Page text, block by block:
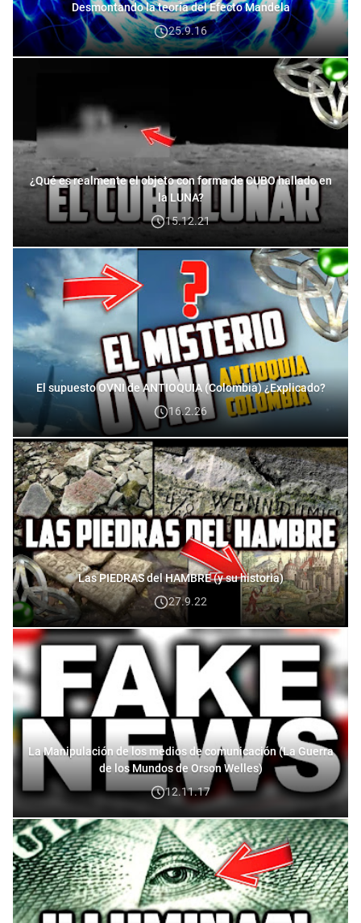
Desmontando la teoría del Efecto Mandela
25.9.16
¿Qué es realmente el objeto con forma de CUBO hallado en
la LUNA?
15.12.21
El supuesto OVNI de ANTIOQUIA (Colombia) ¿Explicado?
16.2.26
Las PIEDRAS del HAMBRE (y su historia)
27.9.22
La Manipulación de los medios de comunicación (La Guerra
de los Mundos de Orson Welles)
12.11.17